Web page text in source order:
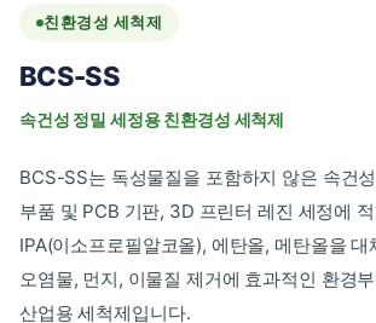
친환경성 세척제
BCS-SS
속건성 정밀 세정용 친환경성 세척제
BCS-SS는 독성물질을 포함하지 않은 속건
부품 및 PCB 기판, 3D 프린터 레진 세정에
IPA(이소프로필알코올), 에탄올, 메탄올을 대
오염물, 먼지, 이물질 제거에 효과적인 환경
산업용 세척제입니다.